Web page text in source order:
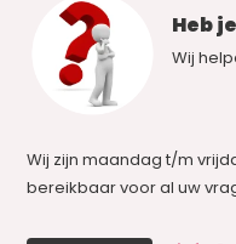
Heb
Wij
Wij zijn maandag t/m
bereikbaar voor al uw